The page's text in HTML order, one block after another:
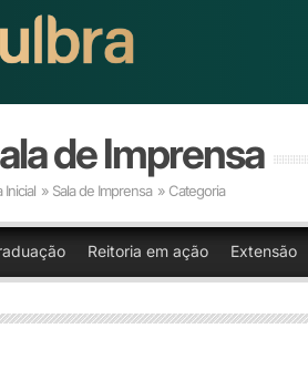
de Imprensa
Inicial » Sala de Imprensa » Categoria
Reitoria em ação Extensão